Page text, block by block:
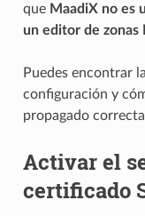
que MaadiX no es
un editor de zonas
Puedes encontrar
configuración y
propagado
Activar el
certificado